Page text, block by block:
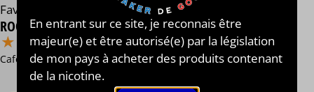
Favela Flavors
ROCINHA
⋆⋆ ⋆⋆⋆
⋆⋆ ⋆⋆⋆
Café et frais
13,90 €
En entrant sur ce site, je reconnais être
majeur(e) et être autorisé(e) par la législation
de mon pays à acheter des produits contenant
de la nicotine.